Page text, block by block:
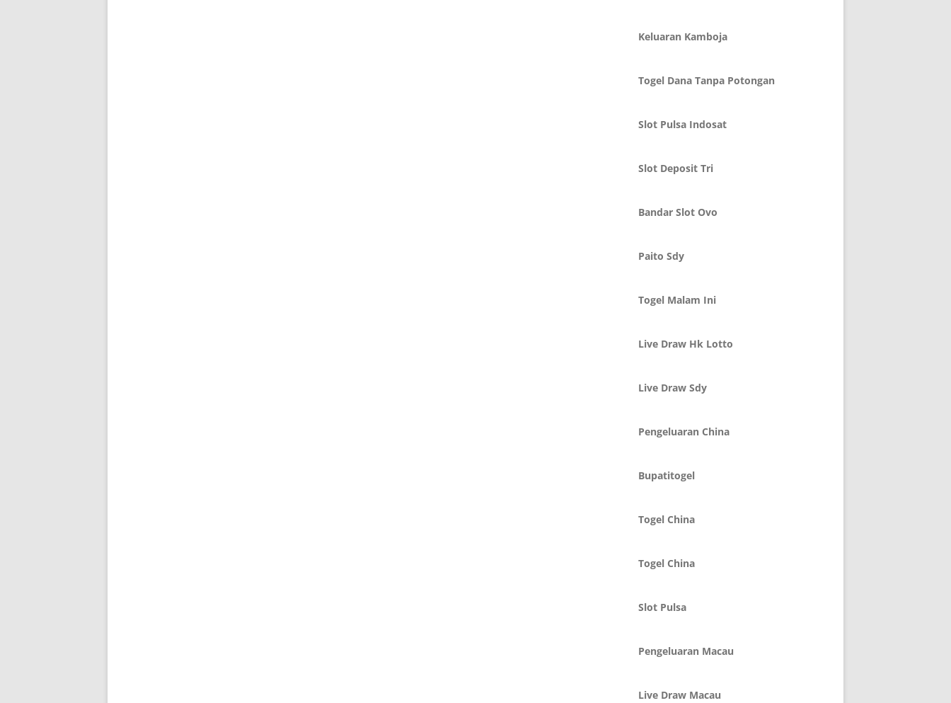
Keluaran Kamboja
Togel Dana Tanpa Potongan
Slot Pulsa Indosat
Slot Deposit Tri
Bandar Slot Ovo
Paito Sdy
Togel Malam Ini
Live Draw Hk Lotto
Live Draw Sdy
Pengeluaran China
Bupatitogel
Togel China
Togel China
Slot Pulsa
Pengeluaran Macau
Live Draw Macau